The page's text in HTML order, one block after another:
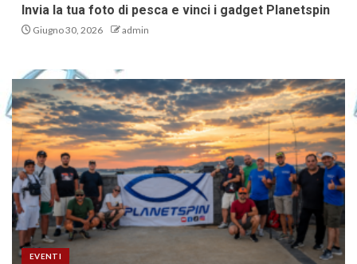
Invia la tua foto di pesca e vinci i gadget Planetspin
Giugno 30, 2026 admin
EVENTI